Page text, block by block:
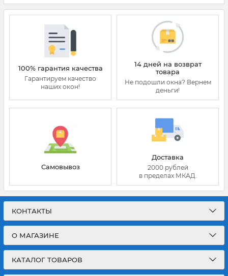
100% гарантия качества
Гарантируем качество
наших окон!
14 дней на возврат
товара
Не подошли окна? Вернем
деньги!
Самовывоз
Доставка
2000 рублей
в пределах МКАД.
КОНТАКТЫ
О МАГАЗИНЕ
КАТАЛОГ ТОВАРОВ